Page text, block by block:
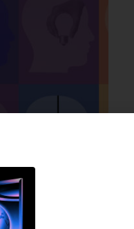
27 DE JUNHO DE 2026 15H00
como um